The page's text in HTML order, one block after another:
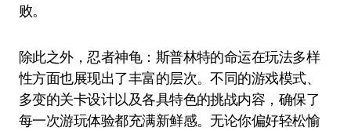
败。
除此之外，忍者神龟：斯普林特的命运在玩法多样
性方面也展现出了丰富的层次。不同的游戏模式、
多变的关卡设计以及各具特色的挑战内容，确保了
每一次游玩体验都充满新鲜感。无论你偏好轻松愉